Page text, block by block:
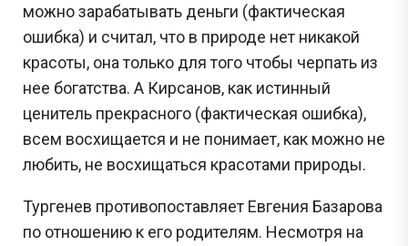
можно зарабатывать деньги (фактическая
ошибка) и считал, что в природе нет никакой
красоты, она только для того чтобы черпать из
нее богатства. А Кирсанов, как истинный
ценитель прекрасного (фактическая ошибка),
всем восхищается и не понимает, как можно не
любить, не восхищаться красотами природы.
Тургенев противопоставляет Евгения Базарова
по отношению к его родителям. Несмотря на